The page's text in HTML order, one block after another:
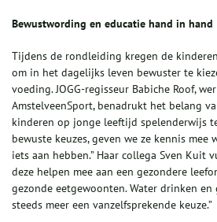
Bewustwording en educatie hand in hand
Tijdens de rondleiding kregen de
om in het dagelijks leven bewuster te
voeding. JOGG-regisseur Babiche Roof,
AmstelveenSport, benadrukt het belang
kinderen op jonge leeftijd spelenderwijs
bewuste keuzes, geven we ze kennis mee
iets aan hebben.” Haar collega Sven Kuit
deze helpen mee aan een gezondere
gezonde eetgewoonten. Water drinken
steeds meer een vanzelfsprekende keuze.”